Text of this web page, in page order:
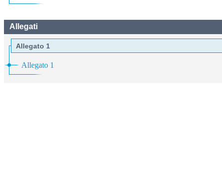
Allegati
Allegato 1
Allegato 1